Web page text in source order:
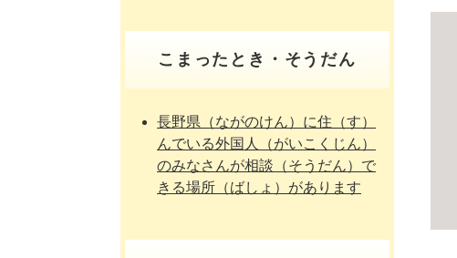
こまったとき・そうだん
長野県（ながのけん）に住（す）
んでいる外国人（がいこくじん）
のみなさんが相談（そうだん）で
きる場所（ばしょ）があります